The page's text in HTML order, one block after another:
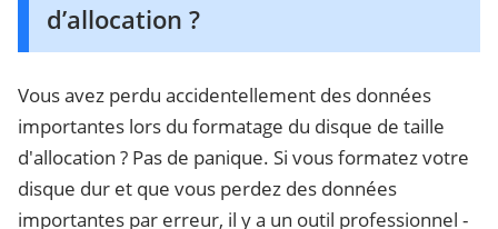
d’allocation ?
Vous avez perdu accidentellement des données
importantes lors du formatage du disque de taille
d'allocation ? Pas de panique. Si vous formatez votre
disque dur et que vous perdez des données
importantes par erreur, il y a un outil professionnel -